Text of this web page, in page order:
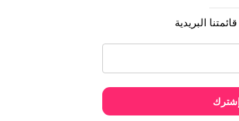
البريدية